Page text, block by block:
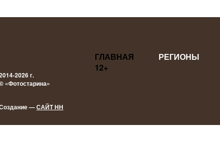
2026 г.
«Фотостарина»
—САЙТ НН
ГЛАВНАЯ
РЕГИОНЫ
12+